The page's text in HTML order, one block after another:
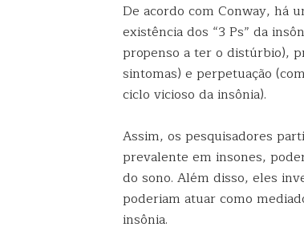
De acordo com Conway, há
existência dos “3 Ps” da
propenso a ter o distúrbio),
sintomas) e perpetuação
ciclo vicioso da insônia).
Assim, os pesquisadores
prevalente em insones,
do sono. Além disso, eles
poderiam atuar como
insônia.